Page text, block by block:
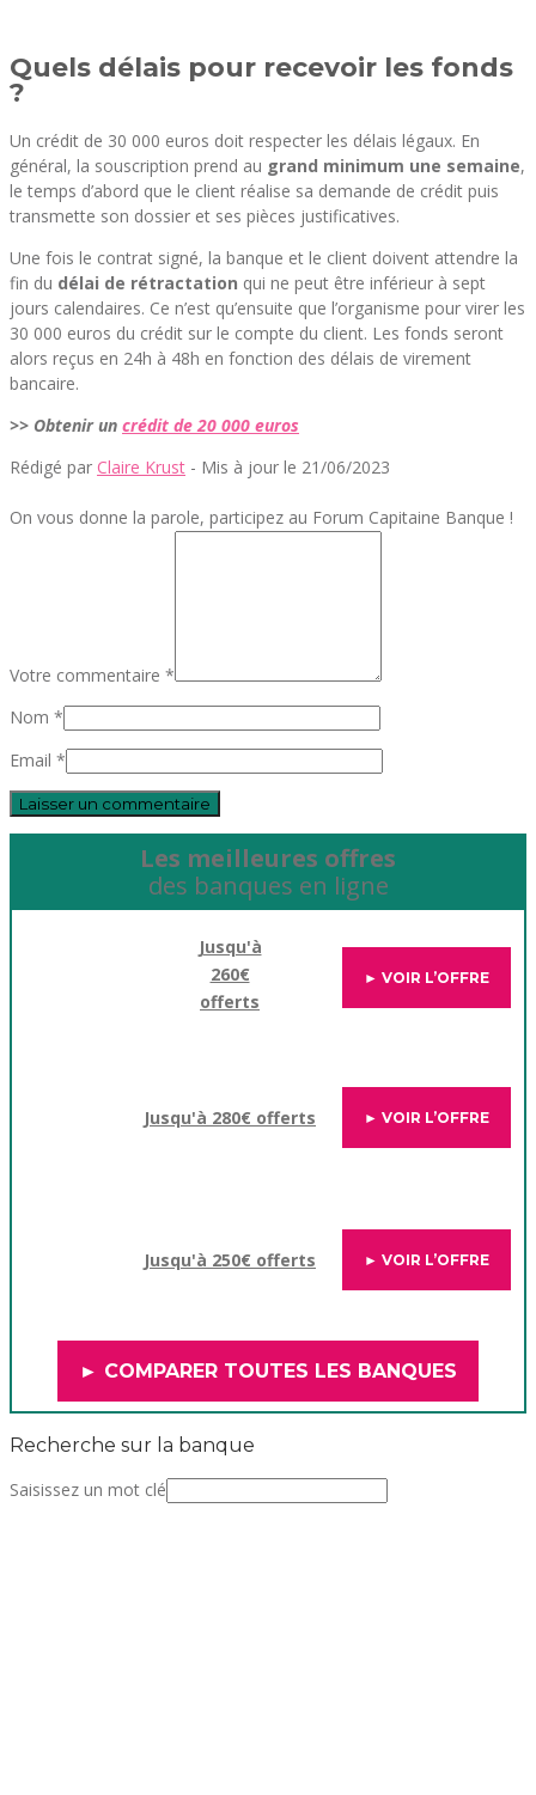
Quels délais pour recevoir les fonds
?
Un crédit de 30 000 euros doit respecter les délais légaux. En
général, la souscription prend au grand minimum une semaine,
le temps d’abord que le client réalise sa demande de crédit puis
transmette son dossier et ses pièces justificatives.
Une fois le contrat signé, la banque et le client doivent attendre la
fin du délai de rétractation qui ne peut être inférieur à sept
jours calendaires. Ce n’est qu’ensuite que l’organisme pour virer les
30 000 euros du crédit sur le compte du client. Les fonds seront
alors reçus en 24h à 48h en fonction des délais de virement
bancaire.
>> Obtenir un crédit de 20 000 euros
Rédigé par Claire Krust - Mis à jour le 21/06/2023
On vous donne la parole, participez au Forum Capitaine Banque !
Votre commentaire *
Nom *
Email *
Les meilleures offres
des banques en ligne
Jusqu'à
260€
offerts
► VOIR L’OFFRE
Jusqu'à 280€ offerts ► VOIR L’OFFRE
Jusqu'à 250€ offerts ► VOIR L’OFFRE
► COMPARER TOUTES LES BANQUES
Recherche sur la banque
Saisissez un mot clé